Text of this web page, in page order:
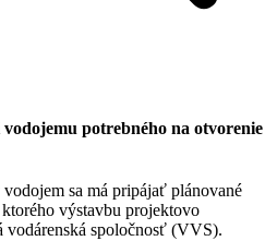
potrebného na otvorenie
sa má pripájať plánované
výstavbu projektovo
vodárenská spoločnosť (VVS).